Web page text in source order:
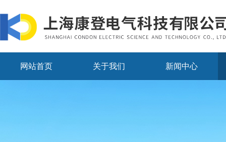
网站首页 关于我们 新闻中心